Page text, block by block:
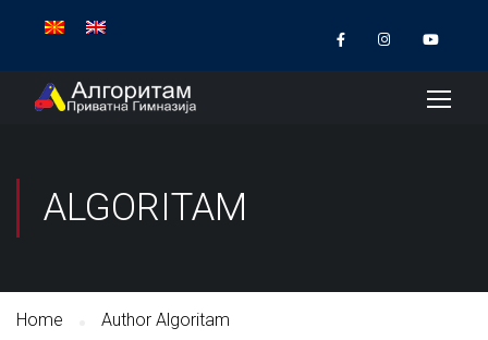
ALGORITAM
Home Author Algoritam